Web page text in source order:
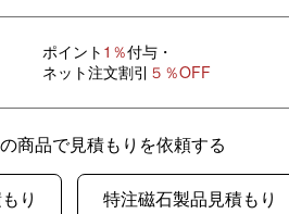
ポイント 1％付与・
ネット注文割引 ５％OFF
商品で見積もりを依頼する
り 特注磁石製品見積もり